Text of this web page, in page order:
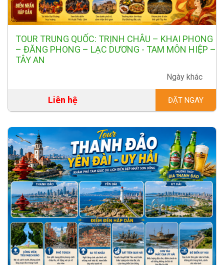
TOUR TRUNG QUỐC: TRỊNH CHÂU – KHAI PHONG
– ĐĂNG PHONG – LẠC DƯƠNG - TAM MÔN HIỆP –
TÂY AN
Ngày khác
Liên hệ ĐẶT NGAY